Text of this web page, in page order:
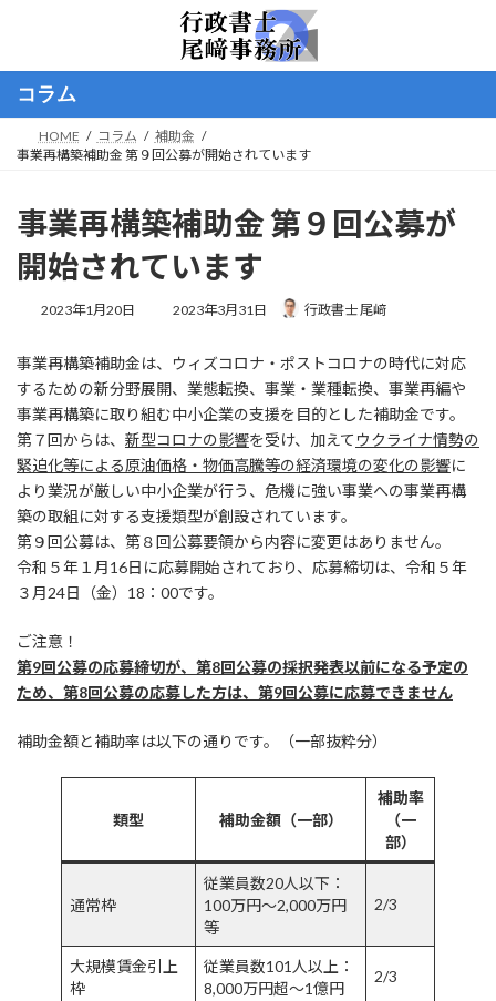
ン
へ
ー
ョ
コラム
HOME コラム
補助金
事業再構築補助金 第９回公募が開始されています
事業再構築補助金 第９回公募が
開始されています
2023年1月20日
最
新
時
:
2023年3月31日 行政書士 尾﨑
事業再構築補助金は、ウィズコロナ・ポストコロナの時代に対応
するための新分野展開、業態転換、事業・業種転換、事業再編や
事業再構築に取り組む中小企業の支援を目的とした補助金です。
第７回からは、 新型コロナの影響を受け、加えて ウクライナ情勢の
緊迫化等による原油価格・物価高騰等の経済環境の変化の影響に
より業況が厳しい中小企業が行う、危機に強い事業への事業再構
築の取組に対する支援類型が創設されています。
第９回公募は、第８回公募要領から内容に変更はありません。
令和５年１月16日に応募開始されており、応募締切は、令和５年
３月24日（金）18：00です。
ご注意！
第9回公募の応募締切が、第8回公募の採択発表以前になる予定の
ため、第8回公募の応募した方は、第9回公募に応募できません
補助金額と補助率は以下の通りです。（一部抜粋分）
類型 補助金額（一部）
補助率
（一
部）
通常枠
従業員数20人以下：
100万円～2,000万円
等
2/3
大規模賃金引上
枠
従業員数101人以上：
8,000万円超～1億円
2/3